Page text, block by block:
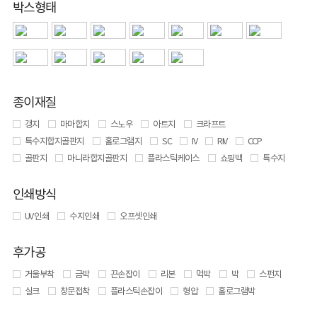
박스형태
종이재질
갱지 마마합지 스노우 아트지
크라프트
특수지합지골판지
홀로그램지 SC IV RIV
CCP
골판지
마니라합지골판지 플라스틱케이스 쇼핑백 특수지
인쇄방식
UV 인쇄 수지인쇄 오프셋인쇄
후가공
거울부착 금박 끈손잡이 리본 먹박 박
스펀지
실크
창문접착 플라스틱손잡이 형압 홀로그램박